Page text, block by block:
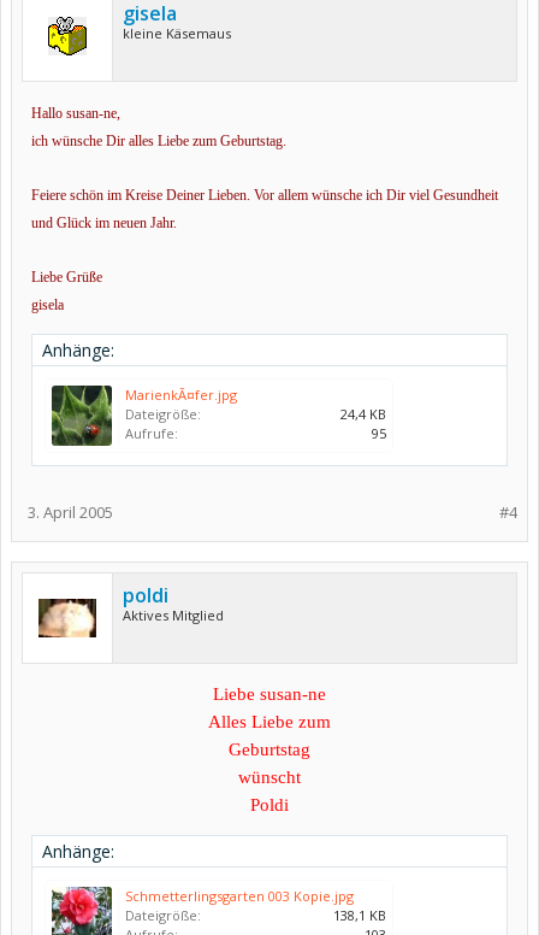
gisela
kleine Käsemaus
Hallo susan-ne,
ich wünsche Dir alles Liebe zum Geburtstag.
Feiere schön im Kreise Deiner Lieben. Vor allem wünsche ich Dir viel Gesundheit
und Glück im neuen Jahr.
Liebe Grüße
gisela
Anhänge:
MarienkÃ¤fer.jpg
Dateigröße:
24,4 KB
Aufrufe:
95
#4
3. April 2005
poldi
Aktives Mitglied
Liebe susan-ne
Alles Liebe zum
Geburtstag
wünscht
Poldi
Anhänge:
Schmetterlingsgarten 003 Kopie.jpg
Dateigröße:
138,1 KB